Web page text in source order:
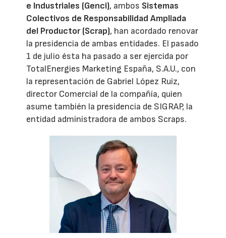
e Industriales (Genci), ambos Sistemas
Colectivos de Responsabilidad Ampliada
del Productor (Scrap), han acordado renovar
la presidencia de ambas entidades. El pasado
1 de julio ésta ha pasado a ser ejercida por
TotalEnergies Marketing España, S.A.U., con
la representación de Gabriel López Ruiz,
director Comercial de la compañía, quien
asume también la presidencia de SIGRAP, la
entidad administradora de ambos Scraps.